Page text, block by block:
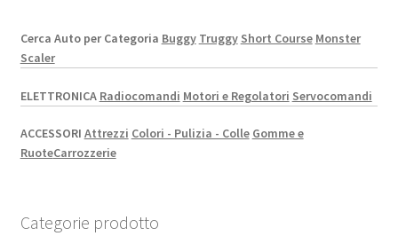
Cerca Auto per Categoria Buggy Truggy Short Course Monster
Scaler
ELETTRONICA Radiocomandi Motori e Regolatori Servocomandi
ACCESSORI Attrezzi Colori - Pulizia - Colle Gomme e
RuoteCarrozzerie
Categorie prodotto